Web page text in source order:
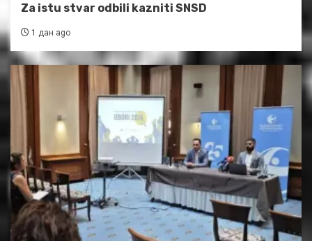
Za istu stvar odbili kazniti SNSD
1 дан ago